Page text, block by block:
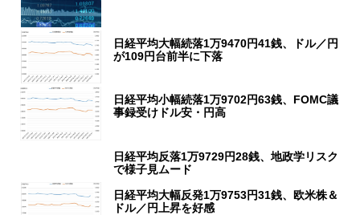
日経平均大幅続落1万9470円41銭、ドル／円
が109円台前半に下落
日経平均小幅続落1万9702円63銭、FOMC議
事録受けドル安・円高
日経平均反落1万9729円28銭、地政学リスク
で様子見ムード
日経平均大幅反発1万9753円31銭、欧米株＆
ドル／円上昇を好感